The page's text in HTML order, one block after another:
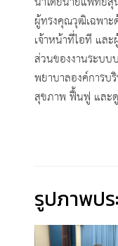
ผู้ทรงคุณวุฒิเฉพา
เจ้าหน้าที่ไอที แล
ส่วนของงานระบบ
พยาบาลองค์การบ
สุขภาพ ฟื้นฟู และ
รูปภาพปร